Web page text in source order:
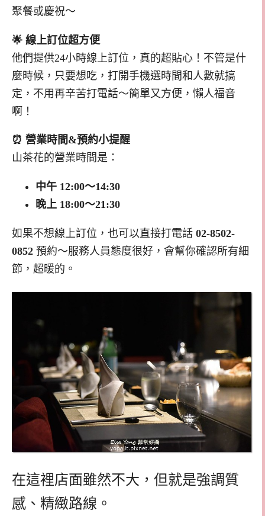
聚餐或慶祝～
🌟 線上訂位超方便
他們提供24小時線上訂位，真的超貼心！不管是什
麼時候，只要想吃，打開手機選時間和人數就搞
定，不用再辛苦打電話～簡單又方便，懶人福音
啊！
⏰ 營業時間&預約小提醒
山茶花的營業時間是：
中午 12:00～14:30
晚上 18:00～21:30
如果不想線上訂位，也可以直接打電話 02-8502-
0852 預約～服務人員態度很好，會幫你確認所有細
節，超暖的。
在這裡店面雖然不大，但就是強調質
感、精緻路線。